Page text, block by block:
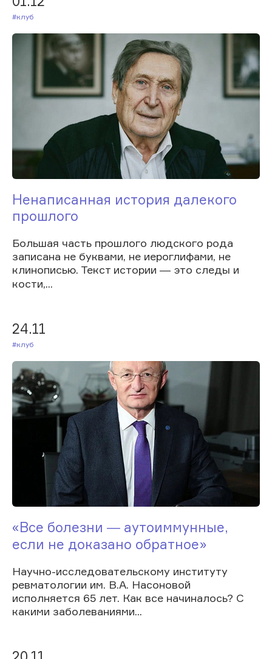
#Клуб
Ненаписанная история далекого
прошлого
Большая часть прошлого людского рода
записана не буквами, не иероглифами, не
клинописью. Текст истории ― это следы и
кости,...
24.11
#Клуб
«Все болезни ― аутоиммунные,
если не доказано обратное»
Научно-исследовательскому институту
ревматологии им. В.А. Насоновой
исполняется 65 лет. Как все начиналось? С
какими заболеваниями...